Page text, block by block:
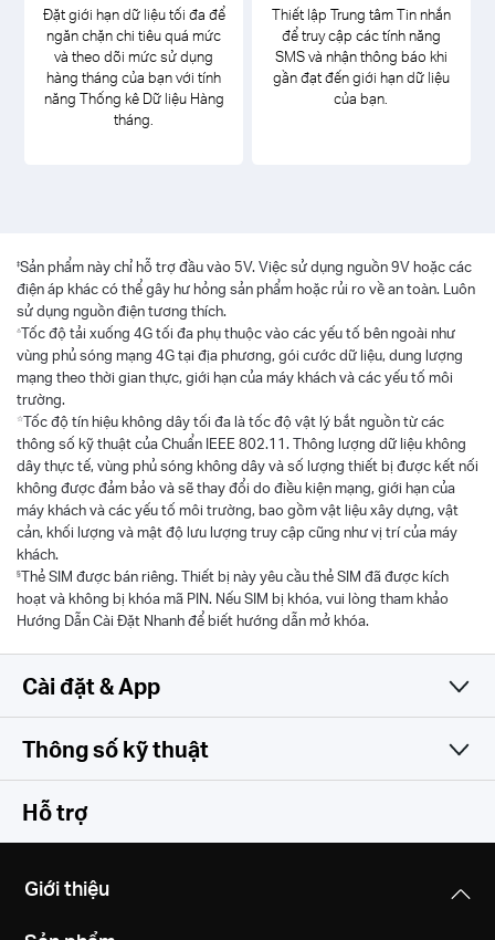
Đặt giới hạn dữ liệu tối đa để
ngăn chặn chi tiêu quá mức
và theo dõi mức sử dụng
hàng tháng của bạn với tính
năng Thống kê Dữ liệu Hàng
tháng.
Thiết lập Trung tâm Tin nhắn
để truy cập các tính năng
SMS và nhận thông báo khi
gần đạt đến giới hạn dữ liệu
của bạn.
‡Sản phẩm này chỉ hỗ trợ đầu vào 5V. Việc sử dụng nguồn 9V hoặc các
điện áp khác có thể gây hư hỏng sản phẩm hoặc rủi ro về an toàn. Luôn
sử dụng nguồn điện tương thích.
△Tốc độ tải xuống 4G tối đa phụ thuộc vào các yếu tố bên ngoài như
vùng phủ sóng mạng 4G tại địa phương, gói cước dữ liệu, dung lượng
mạng theo thời gian thực, giới hạn của máy khách và các yếu tố môi
trường.
☆Tốc độ tín hiệu không dây tối đa là tốc độ vật lý bắt nguồn từ các
thông số kỹ thuật của Chuẩn IEEE 802.11. Thông lượng dữ liệu không
dây thực tế, vùng phủ sóng không dây và số lượng thiết bị được kết nối
không được đảm bảo và sẽ thay đổi do điều kiện mạng, giới hạn của
máy khách và các yếu tố môi trường, bao gồm vật liệu xây dựng, vật
cản, khối lượng và mật độ lưu lượng truy cập cũng như vị trí của máy
khách.
§Thẻ SIM được bán riêng. Thiết bị này yêu cầu thẻ SIM đã được kích
hoạt và không bị khóa mã PIN. Nếu SIM bị khóa, vui lòng tham khảo
Hướng Dẫn Cài Đặt Nhanh để biết hướng dẫn mở khóa.
Cài đặt & App
Đơn giản và đa tính năng
Thông số kỹ thuật
Thông số không dây
Cat 4
Hỗ trợ
Giới thiệu